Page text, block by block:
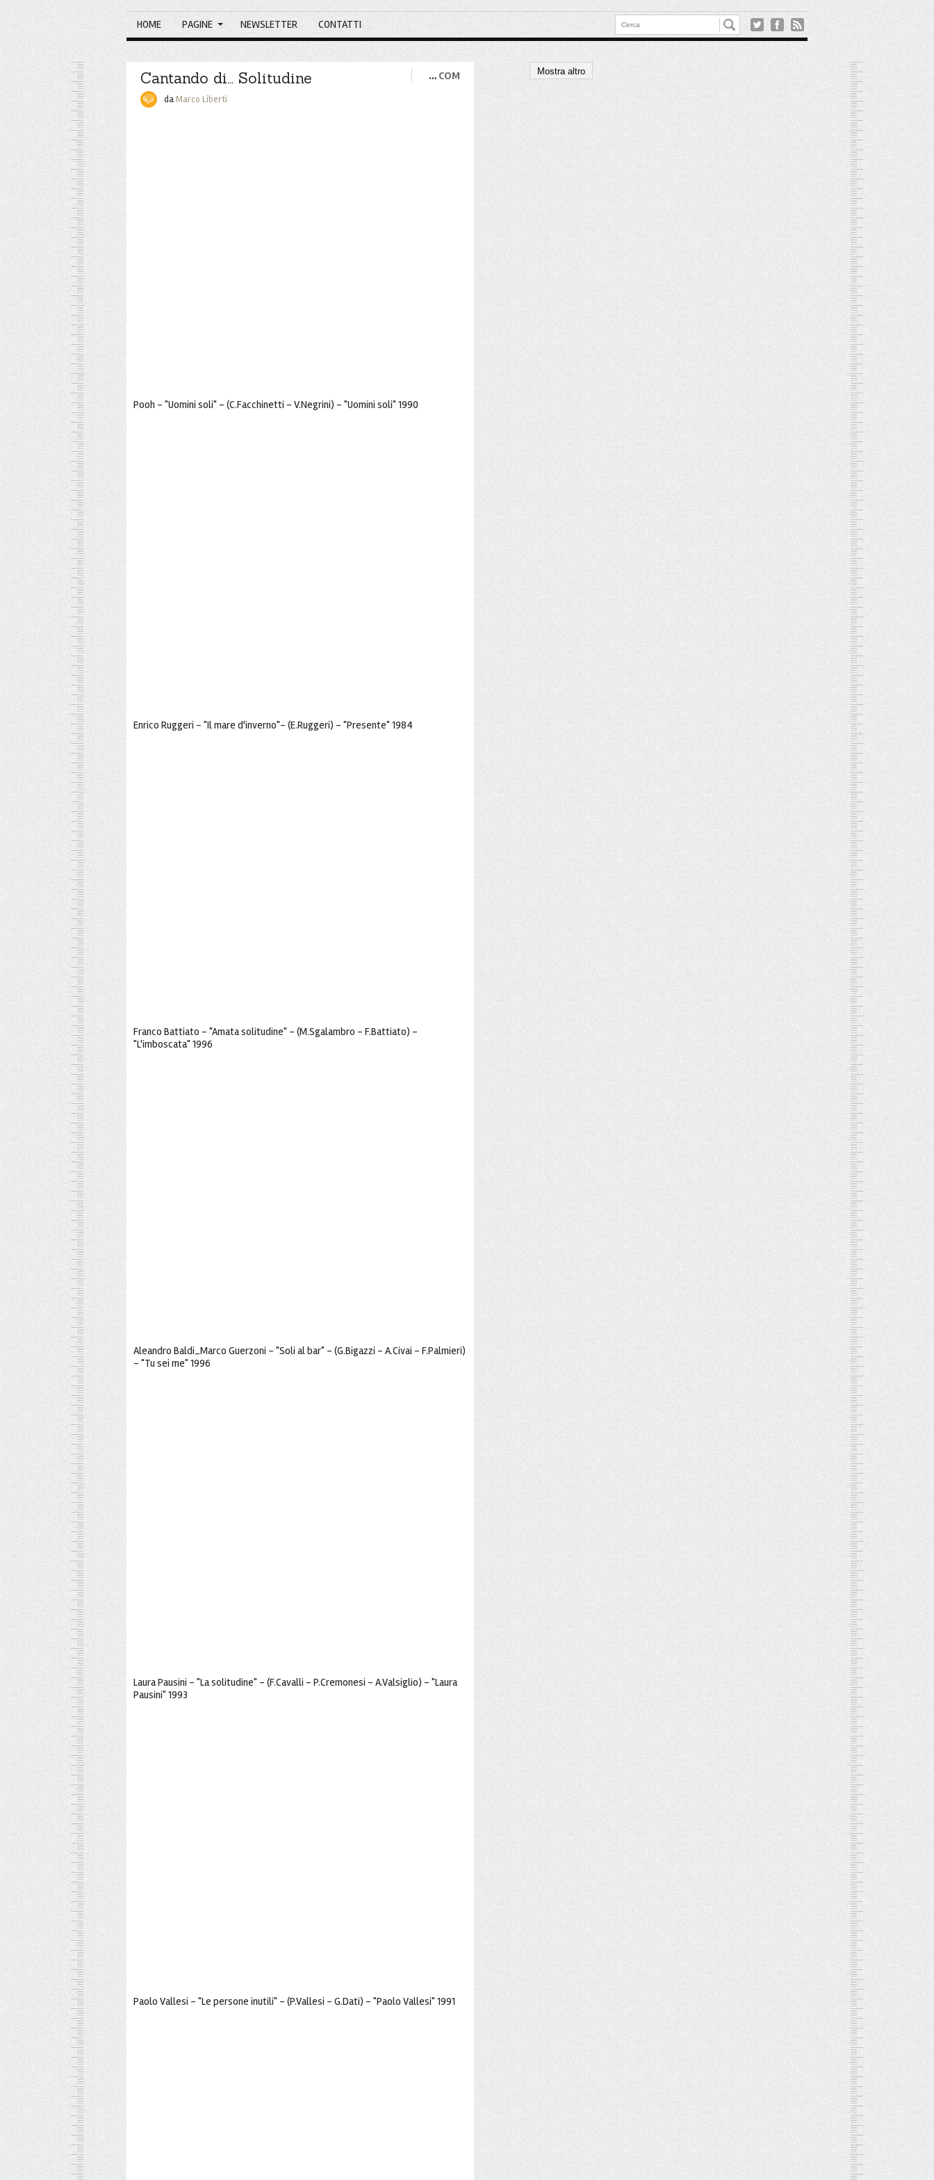
HOME PAGINE NEWSLETTER CONTATTI
Cantando di... Solitudine … COM
daMarco Liberti
Pooh - "Uomini soli" - (C.Facchinetti - V.Negrini) - "Uomini soli" 1990
Enrico Ruggeri - "Il mare d'inverno"- (E.Ruggeri) - "Presente" 1984
Franco Battiato - "Amata solitudine" - (M.Sgalambro - F.Battiato) -
"L'imboscata" 1996
Aleandro Baldi_Marco Guerzoni - "Soli al bar" - (G.Bigazzi - A.Civai - F.Palmieri)
- "Tu sei me" 1996
Laura Pausini - "La solitudine" - (F.Cavalli - P.Cremonesi - A.Valsiglio) - "Laura
Pausini" 1993
Paolo Vallesi - "Le persone inutili" - (P.Vallesi - G.Dati) - "Paolo Vallesi" 1991
Mostra altro